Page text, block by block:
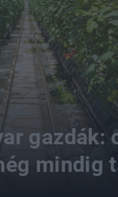
gazdák:
mindig